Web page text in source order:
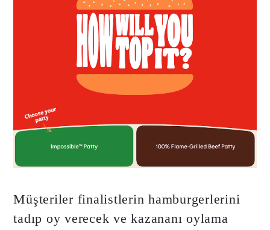
Müşteriler finalistlerin hamburgerlerini
tadıp oy verecek ve kazananı oylama